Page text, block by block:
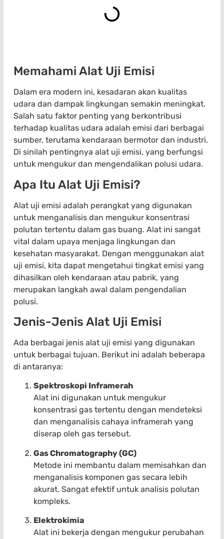
Memahami Alat Uji Emisi
Dalam era modern ini, kesadaran akan kualitas
udara dan dampak lingkungan semakin meningkat.
Salah satu faktor penting yang berkontribusi
terhadap kualitas udara adalah emisi dari berbagai
sumber, terutama kendaraan bermotor dan industri.
Di sinilah pentingnya alat uji emisi, yang berfungsi
untuk mengukur dan mengendalikan polusi udara.
Apa Itu Alat Uji Emisi?
Alat uji emisi adalah perangkat yang digunakan
untuk menganalisis dan mengukur konsentrasi
polutan tertentu dalam gas buang. Alat ini sangat
vital dalam upaya menjaga lingkungan dan
kesehatan masyarakat. Dengan menggunakan alat
uji emisi, kita dapat mengetahui tingkat emisi yang
dihasilkan oleh kendaraan atau pabrik, yang
merupakan langkah awal dalam pengendalian
polusi.
Jenis-Jenis Alat Uji Emisi
Ada berbagai jenis alat uji emisi yang digunakan
untuk berbagai tujuan. Berikut ini adalah beberapa
di antaranya:
Spektroskopi Inframerah
Alat ini digunakan untuk mengukur
konsentrasi gas tertentu dengan mendeteksi
dan menganalisis cahaya inframerah yang
diserap oleh gas tersebut.
Gas Chromatography (GC)
Metode ini membantu dalam memisahkan dan
menganalisis komponen gas secara lebih
akurat. Sangat efektif untuk analisis polutan
kompleks.
Elektrokimia
Alat ini bekerja dengan mengukur perubahan